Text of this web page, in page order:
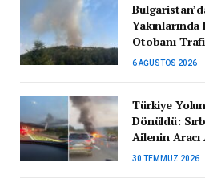
Yakınlarında
Otobanı
6 AĞUSTOS 2026
Türkiye
Dönüldü:
Ailenin Aracı
30 TEMMUZ 2026